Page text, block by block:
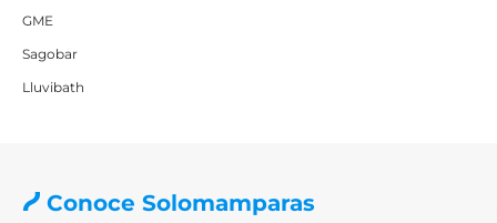
GME
Sagobar
Lluvibath
Conoce Solomamparas